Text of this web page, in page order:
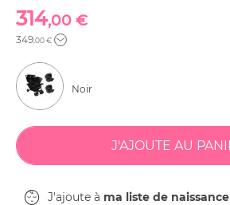
314,00 €
349,00 €
Noir
J'ajoute à ma liste de naissance